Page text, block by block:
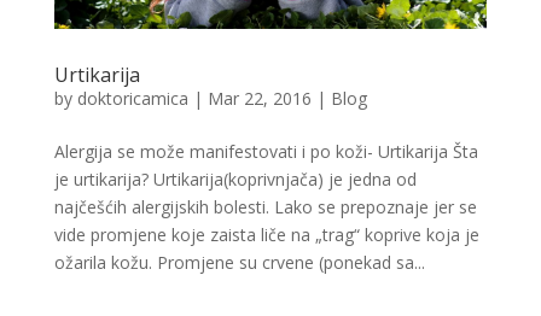
Urtikarija
by doktoricamica | Mar 22, 2016 | Blog
Alergija se može manifestovati i po koži- Urtikarija Šta
je urtikarija? Urtikarija(koprivnjača) je jedna od
najčešćih alergijskih bolesti. Lako se prepoznaje jer se
vide promjene koje zaista liče na „trag“ koprive koja je
ožarila kožu. Promjene su crvene (ponekad sa...